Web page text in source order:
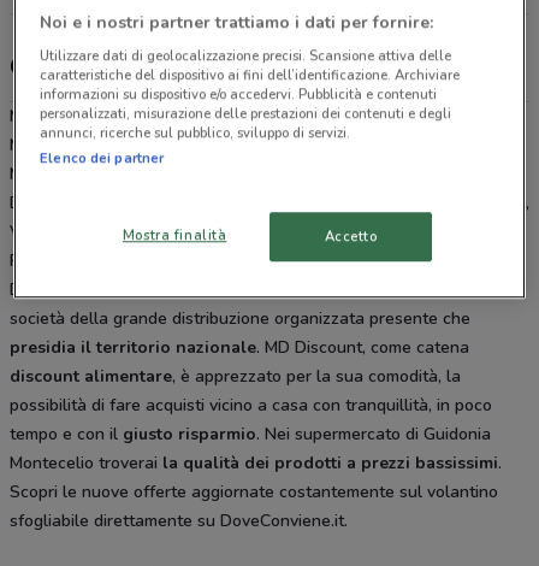
Gli sconti del nuovo volantino MD e i negozi
MD è presente in vari punti della città: lo trovi in VIA LEVI
MONTALCINI S.N.C. Guidonia, Piazza C. Alberto Dalla Chiesa 12
Mentana, Via Alfieri 6 Fontenuova, Via Adige 16 Monterotondo, Via
Del Commercio 1 Monterotondo, Via Salaria 114/116 Monterotondo,
Via Di Vermicino 24/26 - Via Licata Roma, Via Salaria Vecchia 1511
Roma. Tutti i negozi sono aperti tutti i giorni dal Lunedì alla
Domenica e offrono i migliori prodotti per la tua spesa.
società della grande distribuzione organizzata presente che
presidia il territorio nazionale. MD Discount, come catena
discount alimentare, è apprezzato per la sua comodità, la
possibilità di fare acquisti vicino a casa con tranquillità, in poco
tempo e con il giusto risparmio. Nei supermercato di Guidonia
Montecelio troverai la qualità dei prodotti a prezzi bassissimi.
Scopri le nuove offerte aggiornate costantemente sul volantino
sfogliabile direttamente su DoveConviene.it.
Noi e i nostri partner trattiamo i dati per fornire:
Utilizzare dati di geolocalizzazione precisi. Scansione attiva delle
caratteristiche del dispositivo ai fini dell’identificazione. Archiviare
informazioni su dispositivo e/o accedervi. Pubblicità e contenuti
personalizzati, misurazione delle prestazioni dei contenuti e degli
annunci, ricerche sul pubblico, sviluppo di servizi.
Elenco dei partner
Mostra finalità Accetto